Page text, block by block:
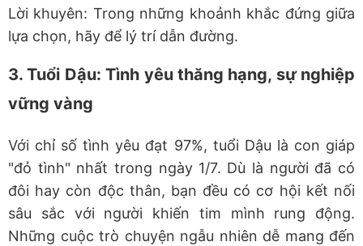
Lời khuyên: Trong những khoảnh khắc đứng giữa
lựa chọn, hãy để lý trí dẫn đường.
3. Tuổi Dậu: Tình yêu thăng hạng, sự nghiệp
vững vàng
Với chỉ số tình yêu đạt 97%, tuổi Dậu là con giáp
"đỏ tình" nhất trong ngày 1/7. Dù là người đã có
đôi hay còn độc thân, bạn đều có cơ hội kết nối
sâu sắc với người khiến tim mình rung động.
Những cuộc trò chuyện ngẫu nhiên dễ mang đến